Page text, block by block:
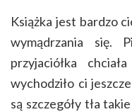
Książka jest bardzo
wymądrzania się.
przyjaciółka
wychodziło ci
są szczegóły tła